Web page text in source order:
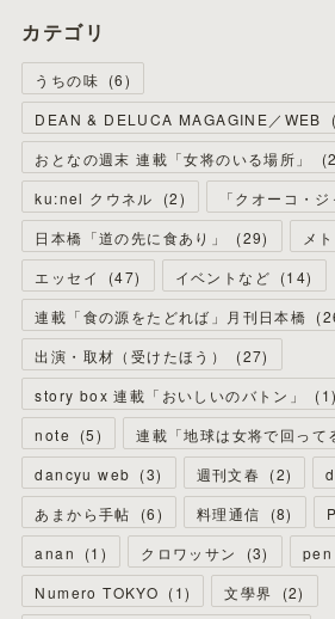
カテゴリ
うちの味 (6)
DEAN & DELUCA MAGAGINE／WEB
おとなの週末 連載「女将のいる場所」
(
ku:nel クウネル
(2) 「クオーコ・ジ
日本橋「道の先に食あり」
(29) メ
エッセイ
(47) イベントなど (14)
連載「食の源をたどれば」月刊日本橋 (
出演・取材（受けたほう）
(27)
story box 連載「おいしいのバトン」
(1)
note
(5) 連載「地球は女将で回って
dancyu web (3) 週刊文春 (2)
あまから手帖
(6) 料理通信 (8)
anan
(1 ) クロワッサン (3) pen
Numero TOKYO (1) 文學界 (2)